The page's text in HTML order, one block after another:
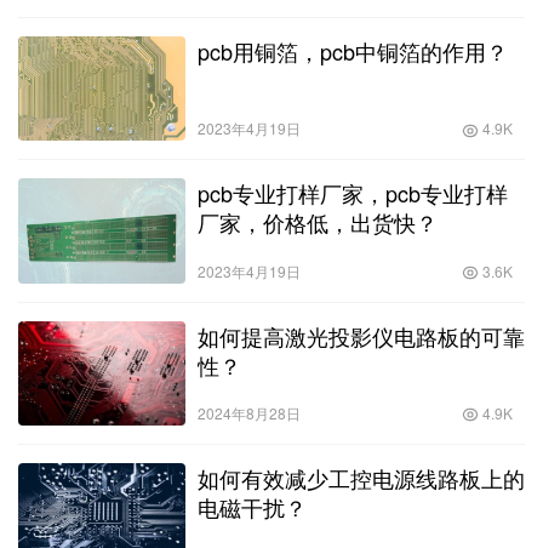
pcb用铜箔，pcb中铜箔的作用？
2023年4月19日 4.9K
pcb专业打样厂家，pcb专业打样
厂家，价格低，出货快？
2023年4月19日 3.6K
如何提高激光投影仪电路板的可靠
性？
2024年8月28日 4.9K
如何有效减少工控电源线路板上的
电磁干扰？